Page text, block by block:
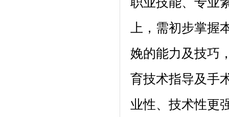
上，需初步掌
娩的能力及技巧
育技术指导及手
业性、技术性更